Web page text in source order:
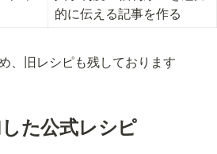
的に伝える記事を作る
、旧レシピも残しております
た公式レシピ